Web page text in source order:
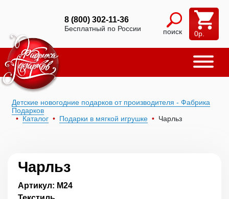
8 (800) 302-11-36
Бесплатный по России поиск 0р.
Детские новогодние подарков от производителя - Фабрика
Подарков
Каталог
Подарки в мягкой игрушке Чарльз
Чарльз
Артикул: М24